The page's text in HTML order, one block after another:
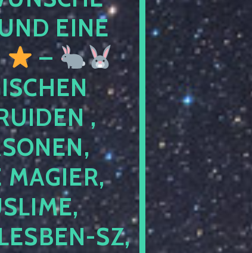
EINE
–
,
MAGIER,
SZ,